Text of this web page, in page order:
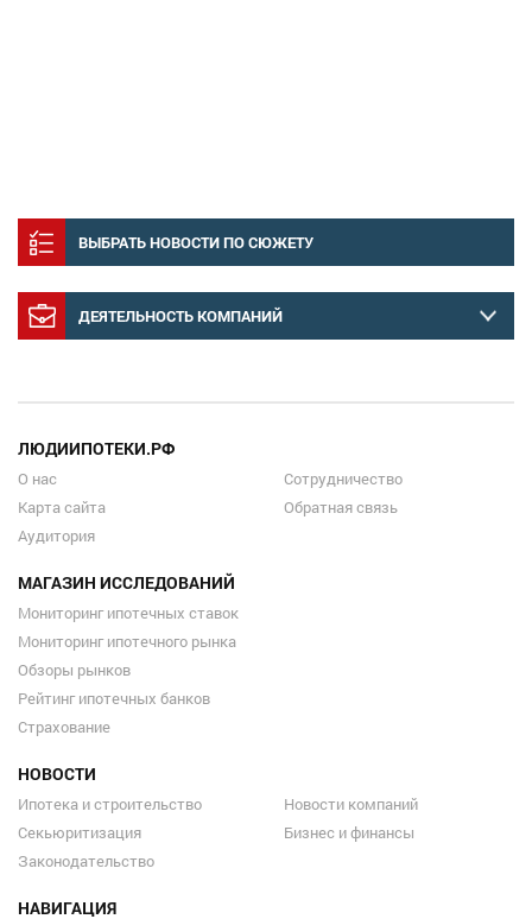
ВЫБРАТЬ НОВОСТИ ПО СЮЖЕТУ
ДЕЯТЕЛЬНОСТЬ КОМПАНИЙ
ЛЮДИИПОТЕКИ.РФ
О нас
Карта сайта
Аудитория
Сотрудничество
Обратная связь
МАГАЗИН ИССЛЕДОВАНИЙ
Мониторинг ипотечных ставок
Мониторинг ипотечного рынка
Обзоры рынков
Рейтинг ипотечных банков
Страхование
НОВОСТИ
Ипотека и строительство
Секьюритизация
Законодательство
Новости компаний
Бизнес и финансы
НАВИГАЦИЯ